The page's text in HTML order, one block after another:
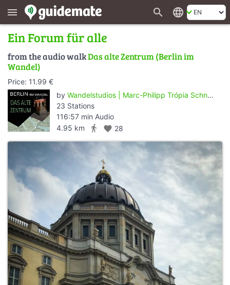
menu search language
Ein Forum für alle
from the audio walkDas alte Zentrum (Berlin im
Wandel)
Price: 11.99 €
by Wandelstudios | Marc-Philipp Trópia Schneider
23 Stations
116:57 min Audio
4.95 km
directions_walk favorite 28